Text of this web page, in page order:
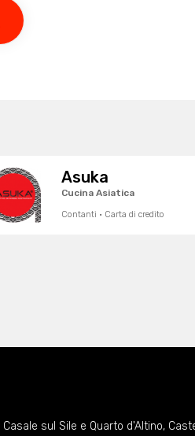
Asuka
Cucina Asiatica
Contanti · Carta di credito
Casale sul Sile e Quarto d'Altino,